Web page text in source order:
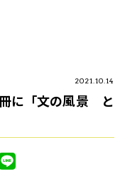
2021.10.14
に「文の風景 と